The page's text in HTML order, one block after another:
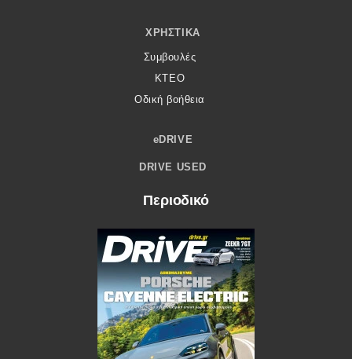
ΧΡΗΣΤΙΚΆ
Συμβουλές
ΚΤΕΟ
Οδική βοήθεια
eDRIVE
DRIVE USED
Περιοδικό